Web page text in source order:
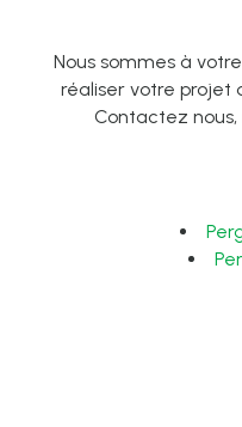
Nous sommes à
réaliser votre projet
Contactez nous,